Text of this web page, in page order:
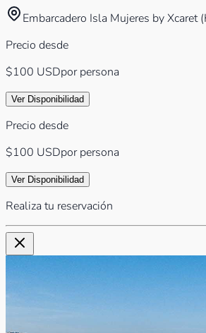
Embarcadero Isla Mujeres by Xcaret
Precio desde
$100 USDpor persona
Ver Disponibilidad
Precio desde
$100 USDpor persona
Ver Disponibilidad
Realiza tu reservación